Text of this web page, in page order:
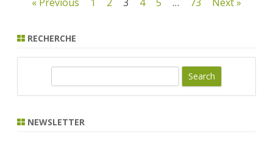
publications
RECHERCHE
r
NEWSLETTER